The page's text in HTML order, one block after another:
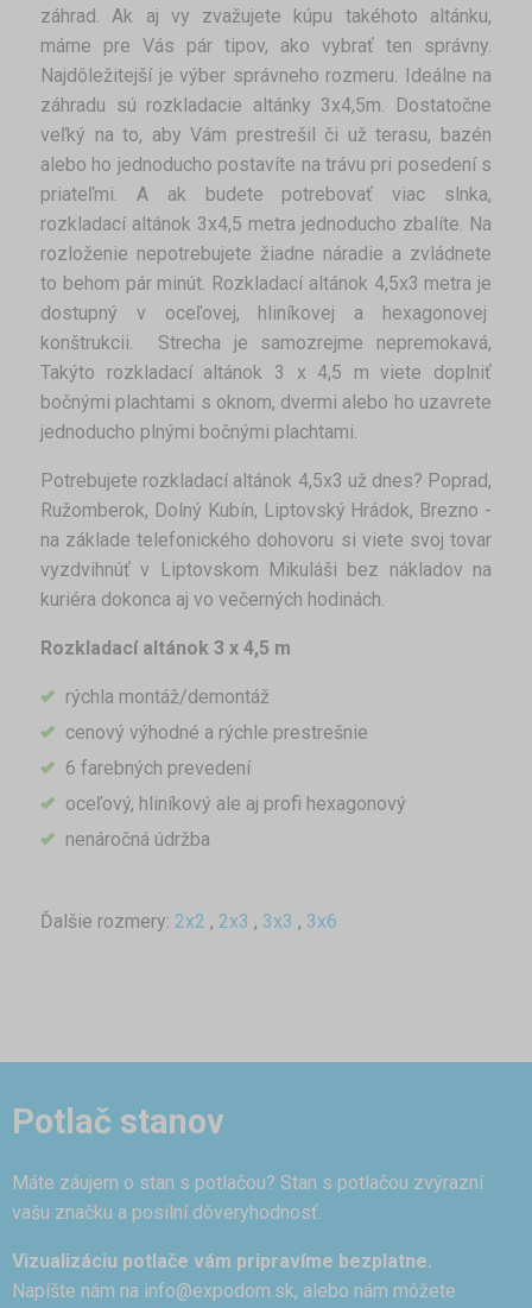
záhrad. Ak aj vy zvažujete kúpu takéhoto altánku,
máme pre Vás pár tipov, ako vybrať ten správny.
Najdôležitejší je výber správneho rozmeru. Ideálne na
záhradu sú rozkladacie altánky 3x4,5m. Dostatočne
veľký na to, aby Vám prestrešil či už terasu, bazén
alebo ho jednoducho postavíte na trávu pri posedení s
priateľmi. A ak budete potrebovať viac slnka,
rozkladací altánok 3x4,5 metra jednoducho zbalíte. Na
rozloženie nepotrebujete žiadne náradie a zvládnete
to behom pár minút. Rozkladací altánok 4,5x3 metra je
dostupný v oceľovej, hliníkovej a hexagonovej
konštrukcii. Strecha je samozrejme nepremokavá,
Takýto rozkladací altánok 3 x 4,5 m viete doplniť
bočnými plachtami s oknom, dvermi alebo ho uzavrete
jednoducho plnými bočnými plachtami.
Potrebujete rozkladací altánok 4,5x3 už dnes? Poprad,
Ružomberok, Dolný Kubín, Liptovský Hrádok, Brezno -
na základe telefonického dohovoru si viete svoj tovar
vyzdvihnúť v Liptovskom Mikuláši bez nákladov na
kuriéra dokonca aj vo večerných hodinách.
Rozkladací altánok 3 x 4,5 m
rýchla montáž/demontáž
cenový výhodné a rýchle prestrešnie
6 farebných prevedení
oceľový, hliníkový ale aj profi hexagonový
nenáročná údržba
Ďalšie rozmery: 2x2 , 2x3 , 3x3 , 3x6
Potlač stanov
Máte záujem o stan s potlačou? Stan s potlačou zvýrazní
vašu značku a posilní dôveryhodnosť.
Vizualizáciu potlače vám pripravíme bezplatne.
Napíšte nám na info@expodom.sk, alebo nám môžete